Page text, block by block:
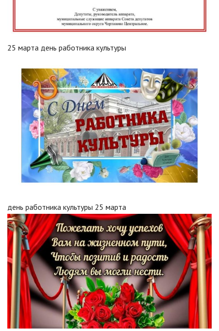
25 марта день работника культуры
день работника культуры 25 марта